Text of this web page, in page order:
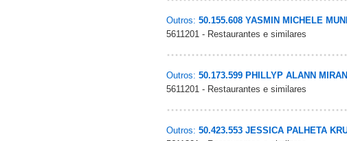
Outros: 50.155.608 YASMIN MICHELE
5611201 - Restaurantes e similares
Outros: 50.173.599 PHILLYP ALANN
5611201 - Restaurantes e similares
Outros: 50.423.553 JESSICA PALHETA